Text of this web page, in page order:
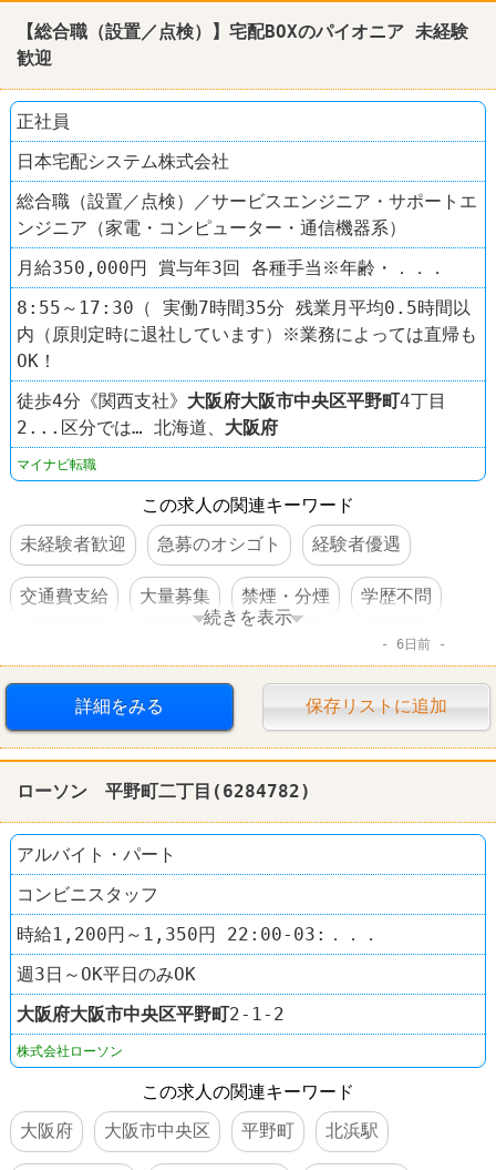
【総合職（設置／点検）】宅配BOXのパイオニア 未経験
歓迎
正社員
日本宅配システム株式会社
総合職（設置／点検）／サービスエンジニア・サポートエ
ンジニア（家電・コンピューター・通信機器系）
月給350,000円 賞与年3回 各種手当※年齢・．．．
8:55～17:30（ 実働7時間35分 残業月平均0.5時間以
内（原則定時に退社しています）※業務によっては直帰も
OK！
徒歩4分《関西支社》 大阪府大阪市中央区平野町4丁目
2...区分では… 北海道、 大阪府
マイナビ転職
この求人の関連キーワード
未経験者歓迎
急募のオシゴト 経験者優遇
交通費支給 大量募集 禁煙・分煙 学歴不問
続きを表示
6日前
詳細をみる 保存リストに追加
ローソン 平野町二丁目(6284782)
アルバイト・パート
コンビニスタッフ
時給1,200円～1,350円 22:00-03:．．．
週3日～OK平日のみOK
大阪府大阪市中央区平野町2‐1‐2
株式会社ローソン
この求人の関連キーワード
大阪府
大阪市中央区 平野町 北浜駅